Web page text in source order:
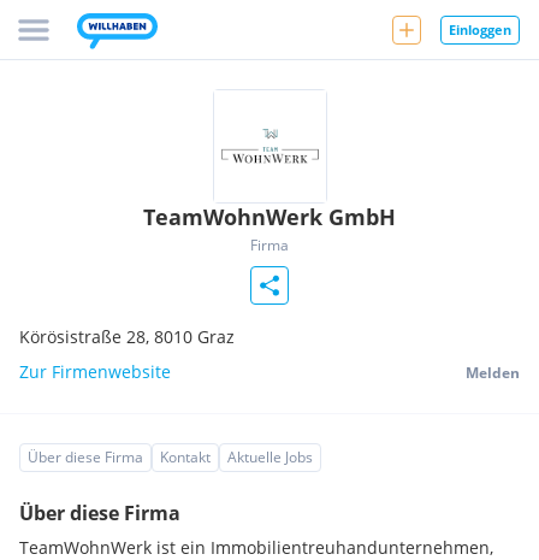
Einloggen
TeamWohnWerk GmbH
Firma
Körösistraße 28, 8010 Graz
Zur Firmenwebsite
Melden
Über diese Firma Kontakt Aktuelle Jobs
Über diese Firma
TeamWohnWerk ist ein Immobilientreuhandunternehmen,